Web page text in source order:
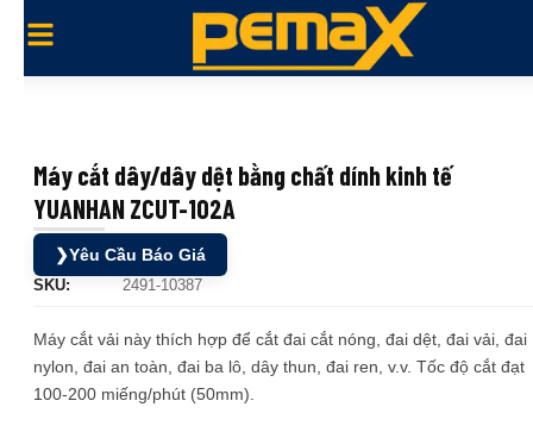
Máy cắt dây/dây dệt bằng chất dính kinh tế
YUANHAN ZCUT-102A
❯Yêu Cầu Báo Giá
SKU: 2491-10387
Máy cắt vải này thích hợp để cắt đai cắt nóng, đai dệt, đai vải, đai
nylon, đai an toàn, đai ba lô, dây thun, đai ren, v.v. Tốc độ cắt đạt
100-200 miếng/phút (50mm).